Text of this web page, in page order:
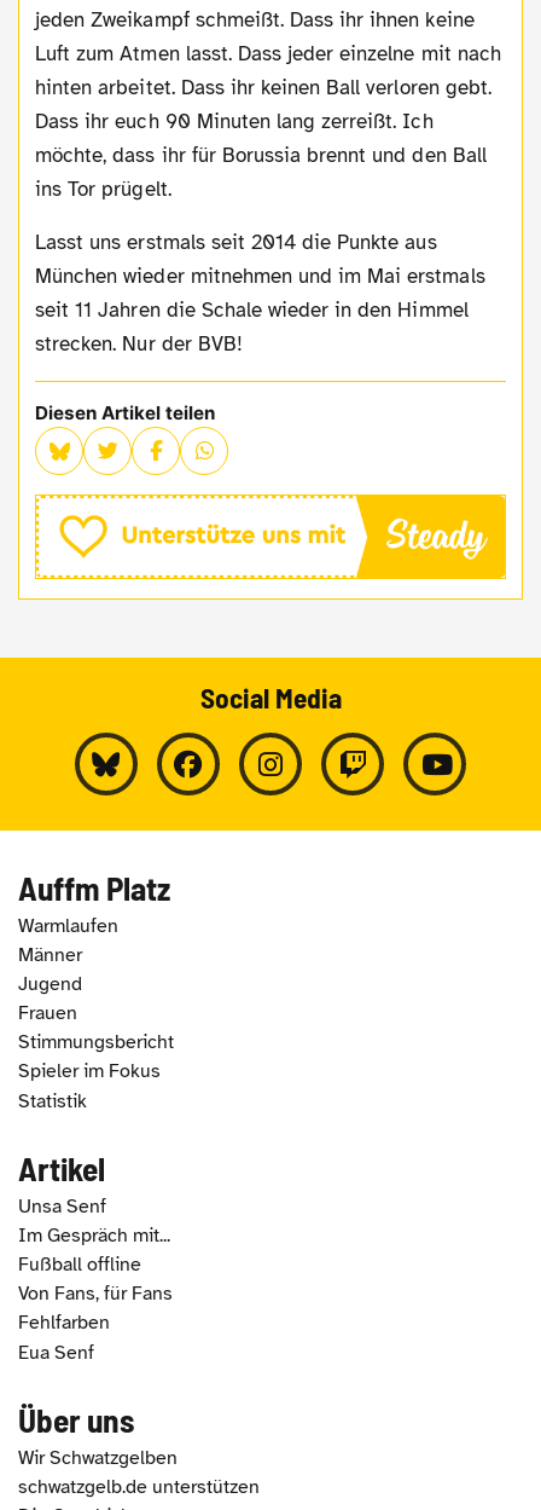
jeden Zweikampf schmeißt. Dass ihr ihnen keine
Luft zum Atmen lasst. Dass jeder einzelne mit nach
hinten arbeitet. Dass ihr keinen Ball verloren gebt.
Dass ihr euch 90 Minuten lang zerreißt. Ich
möchte, dass ihr für Borussia brennt und den Ball
ins Tor prügelt.
Lasst uns erstmals seit 2014 die Punkte aus
München wieder mitnehmen und im Mai erstmals
seit 11 Jahren die Schale wieder in den Himmel
strecken. Nur der BVB!
Diesen Artikel teilen
Social Media
Auffm Platz
Warmlaufen
Männer
Jugend
Frauen
Stimmungsbericht
Spieler im Fokus
Statistik
Artikel
Unsa Senf
Im Gespräch mit...
Fußball offline
Von Fans, für Fans
Fehlfarben
Eua Senf
Über uns
Wir Schwatzgelben
schwatzgelb.de unterstützen